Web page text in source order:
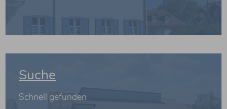
weiterlesen
Suche
Schnell gefunden